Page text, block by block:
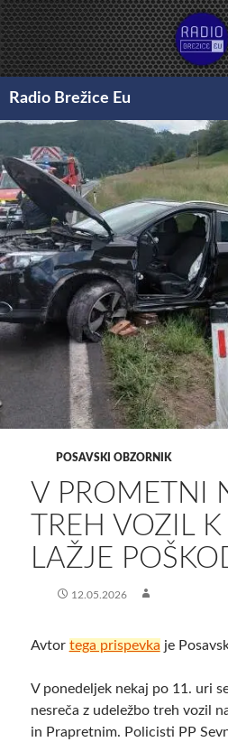
Preskoči
na
vsebino
Radio Brežice Eu
POSAVSKI OBZORNIK
​V PROMETNI
TREH VOZIL
LAŽJE
12.05.2026
Avtor tega prispevka je
V ponedeljek nekaj po 11. uri
nesreča z udeležbo treh vozil
in Prapretnim. Policisti PP